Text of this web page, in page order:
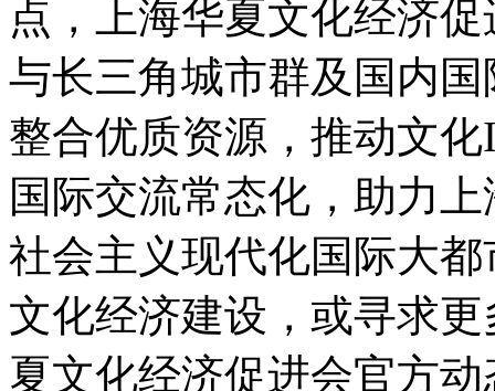
点，上海华夏文化经济
与长三角城市群及国内
整合优质资源，推动文
国际交流常态化，助力
社会主义现代化国际大
文化经济建设，或寻求
夏文化经济促进会官方